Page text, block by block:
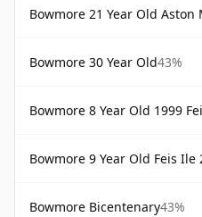
Bowmore 21 Year Old Aston Martin
Bowmore 30 Year Old43%
Bowmore 8 Year Old 1999
Bowmore 9 Year Old Feis Ile
Bowmore Bicentenary43%